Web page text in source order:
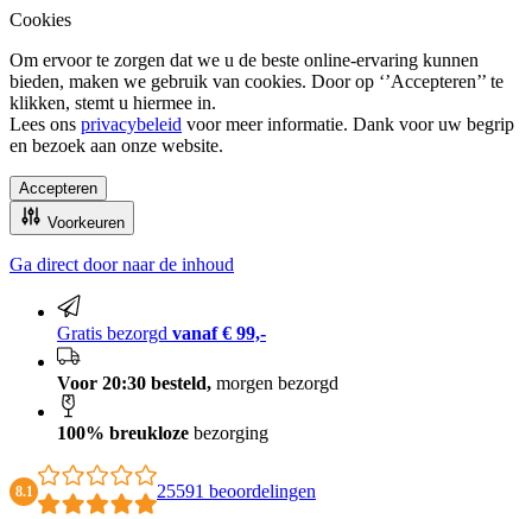
Cookies
Om ervoor te zorgen dat we u de beste online-ervaring kunnen
bieden, maken we gebruik van cookies. Door op ‘’Accepteren’’ te
klikken, stemt u hiermee in.
Lees ons privacybeleid voor meer informatie. Dank voor uw begrip
en bezoek aan onze website.
Accepteren
Voorkeuren
100% breukloze bezorging
Ga direct door naar de inhoud
Gratis bezorgd vanaf € 99,-
Voor 20:30 besteld, morgen bezorgd
100% breukloze bezorging
8.1 25591 beoordelingen